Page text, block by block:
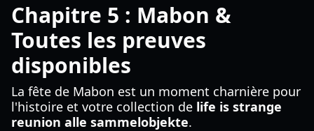
Chapitre 5 : Mabon &
Toutes les preuves
disponibles
La fête de Mabon est un moment charnière pour
l'histoire et votre collection de life is strange
reunion alle sammelobjekte.